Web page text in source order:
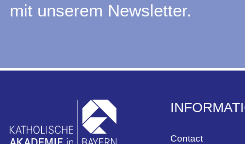
mit unserem Newsletter.
Contact